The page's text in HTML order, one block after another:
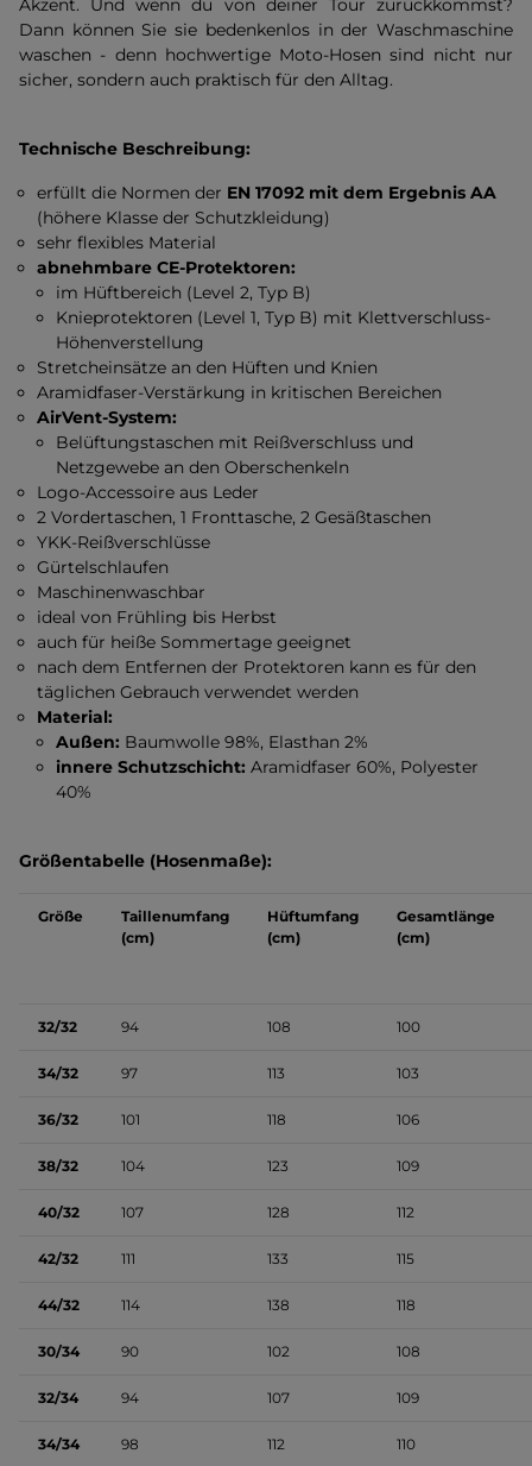
Akzent. Und wenn du von deiner Tour zurückkommst?
Dann können Sie sie bedenkenlos in der Waschmaschine
waschen - denn hochwertige Moto-Hosen sind nicht nur
sicher, sondern auch praktisch für den Alltag.
Technische Beschreibung:
erfüllt die Normen der EN 17092 mit dem Ergebnis AA
(höhere Klasse der Schutzkleidung)
sehr flexibles Material
abnehmbare CE-Protektoren:
im Hüftbereich (Level 2, Typ B)
Knieprotektoren (Level 1, Typ B) mit Klettverschluss-
Höhenverstellung
Stretcheinsätze an den Hüften und Knien
Aramidfaser-Verstärkung in kritischen Bereichen
AirVent-System:
Belüftungstaschen mit Reißverschluss und
Netzgewebe an den Oberschenkeln
Logo-Accessoire aus Leder
2 Vordertaschen, 1 Fronttasche, 2 Gesäßtaschen
YKK-Reißverschlüsse
Gürtelschlaufen
Maschinenwaschbar
ideal von Frühling bis Herbst
auch für heiße Sommertage geeignet
nach dem Entfernen der Protektoren kann es für den
täglichen Gebrauch verwendet werden
Material:
Außen: Baumwolle 98%, Elasthan 2%
innere Schutzschicht: Aramidfaser 60%, Polyester
40%
Größentabelle (Hosenmaße):
Größe
Taillenumfang
(cm)
Hüftumfang
(cm)
Gesamtlänge
(cm)
32/32 94 108 100
34/32 97 113 103
36/32 101 118 106
38/32 104 123 109
40/32 107 128 112
42/32 111 133 115
44/32 114 138 118
30/34 90 102 108
32/34 94 107 109
34/34 98 112 110